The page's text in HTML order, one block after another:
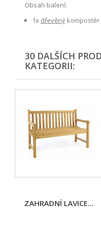
Obsah balení:
1x dřevěný kompostér
30 DALŠÍCH
KATEGORII:
ZAHRADNÍ LAVICE...